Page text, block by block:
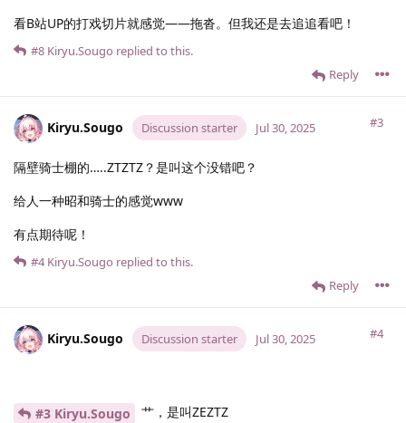
看B站UP的打戏切片就感觉——拖沓。但我还是去追追看吧！
Reply
#8 Kiryu.​Sougo replied to this.
Kiryu.​Sougo Discussion starter #3
Jul 30, 2025
隔壁骑士棚的…..ZTZTZ？是叫这个没错吧？
给人一种昭和骑士的感觉www
有点期待呢！
Reply
#4 Kiryu.​Sougo replied to this.
Kiryu.​Sougo Discussion starter #4
Jul 30, 2025
#3 Kiryu.​Sougo 艹，是叫ZEZTZ